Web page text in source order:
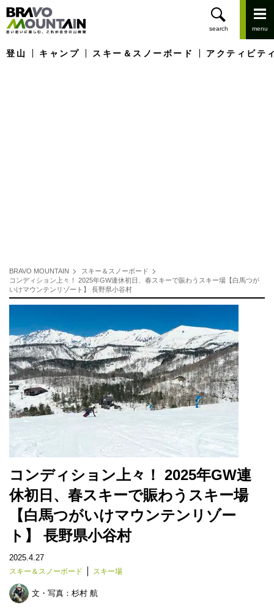
登山 キャンプ スキー＆スノーボード アクティビテ
BRAVO MOUNTAIN
スキー＆スノーボード
コンディション上々！ 2025年GW連休初日、春スキーで賑わうスキー場【白馬つが
いけマウンテンリゾート】 長野県小谷村
コンディション上々！ 2025年GW連
休初日、春スキーで賑わうスキー場
【白馬つがいけマウンテンリゾー
ト】 長野県小谷村
2025.4.27
スキー＆スノーボード スキー場
文・写真： 杉村 航